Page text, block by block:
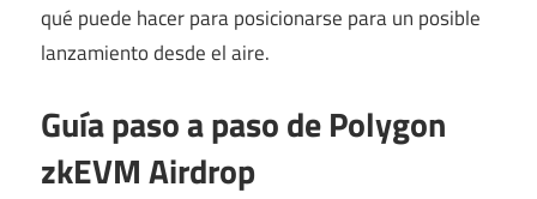
qué puede hacer para posicionarse para un posible
lanzamiento desde el aire.
Guía paso a paso de Polygon
zkEVM Airdrop